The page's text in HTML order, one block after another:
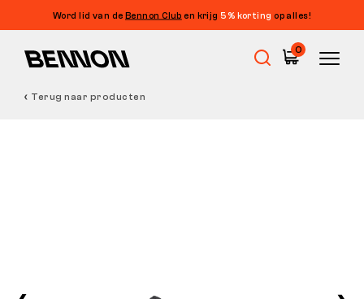
Word lid van de Bennon Club en krijg 5% korting op alles!
0
Terug naar producten